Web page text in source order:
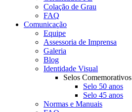
Colação de Grau
FAQ
Comunicação
Equipe
Assessoria de Imprensa
Galeria
Blog
Identidade Visual
Selos Comemorativos
Selo 50 anos
Selo 45 anos
Normas e Manuais